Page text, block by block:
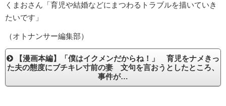
くまおさん「育児や結婚などにまつわるトラブルを描いていき
たいです」
（オトナンサー編集部）
【漫画本編】「僕はイクメンだからね！」 育児をナメきっ
た夫の態度にブチキレ寸前の妻 文句を言おうとしたところ、
事件が…